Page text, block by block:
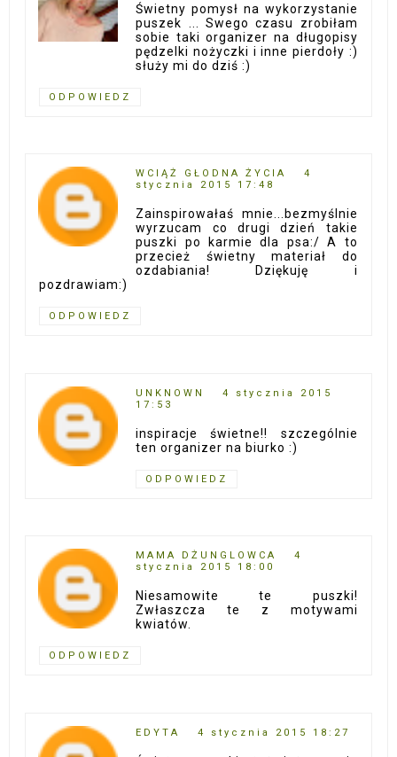
Świetny pomysł na wykorzystanie
puszek ... Swego czasu zrobiłam
sobie taki organizer na długopisy
pędzelki nożyczki i inne pierdoły :)
służy mi do dziś :)
ODPOWIEDZ
WCIĄŻ GŁODNA ŻYCIA
4
stycznia 2015 17:48
Zainspirowałaś mnie...bezmyślnie
wyrzucam co drugi dzień takie
puszki po karmie dla psa:/ A to
przecież świetny materiał do
ozdabiania! Dziękuję i
pozdrawiam:)
ODPOWIEDZ
UNKNOWN
4 stycznia 2015
17:53
inspiracje świetne!! szczególnie
ten organizer na biurko :)
ODPOWIEDZ
MAMA DŻUNGLOWCA
4
stycznia 2015 18:00
Niesamowite te puszki!
Zwłaszcza te z motywami
kwiatów.
ODPOWIEDZ
EDYTA 4 stycznia 2015 18:27